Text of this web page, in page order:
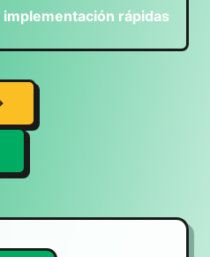
rápidas